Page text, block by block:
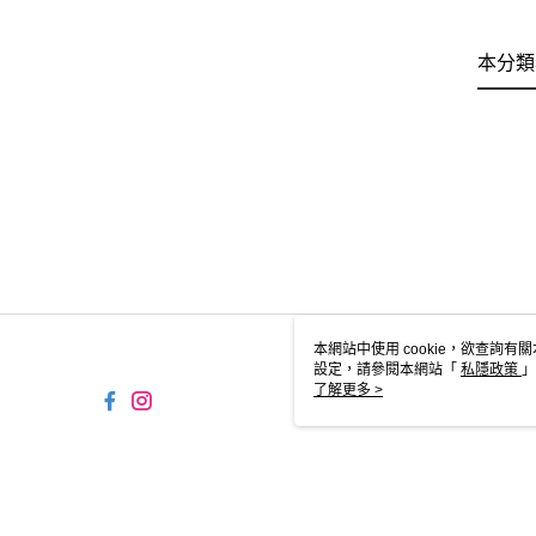
本分
本網站中使用 cookie，欲查詢有
設定，請參閱本網站「 私隱政策
用 cookie。
了解更多 >